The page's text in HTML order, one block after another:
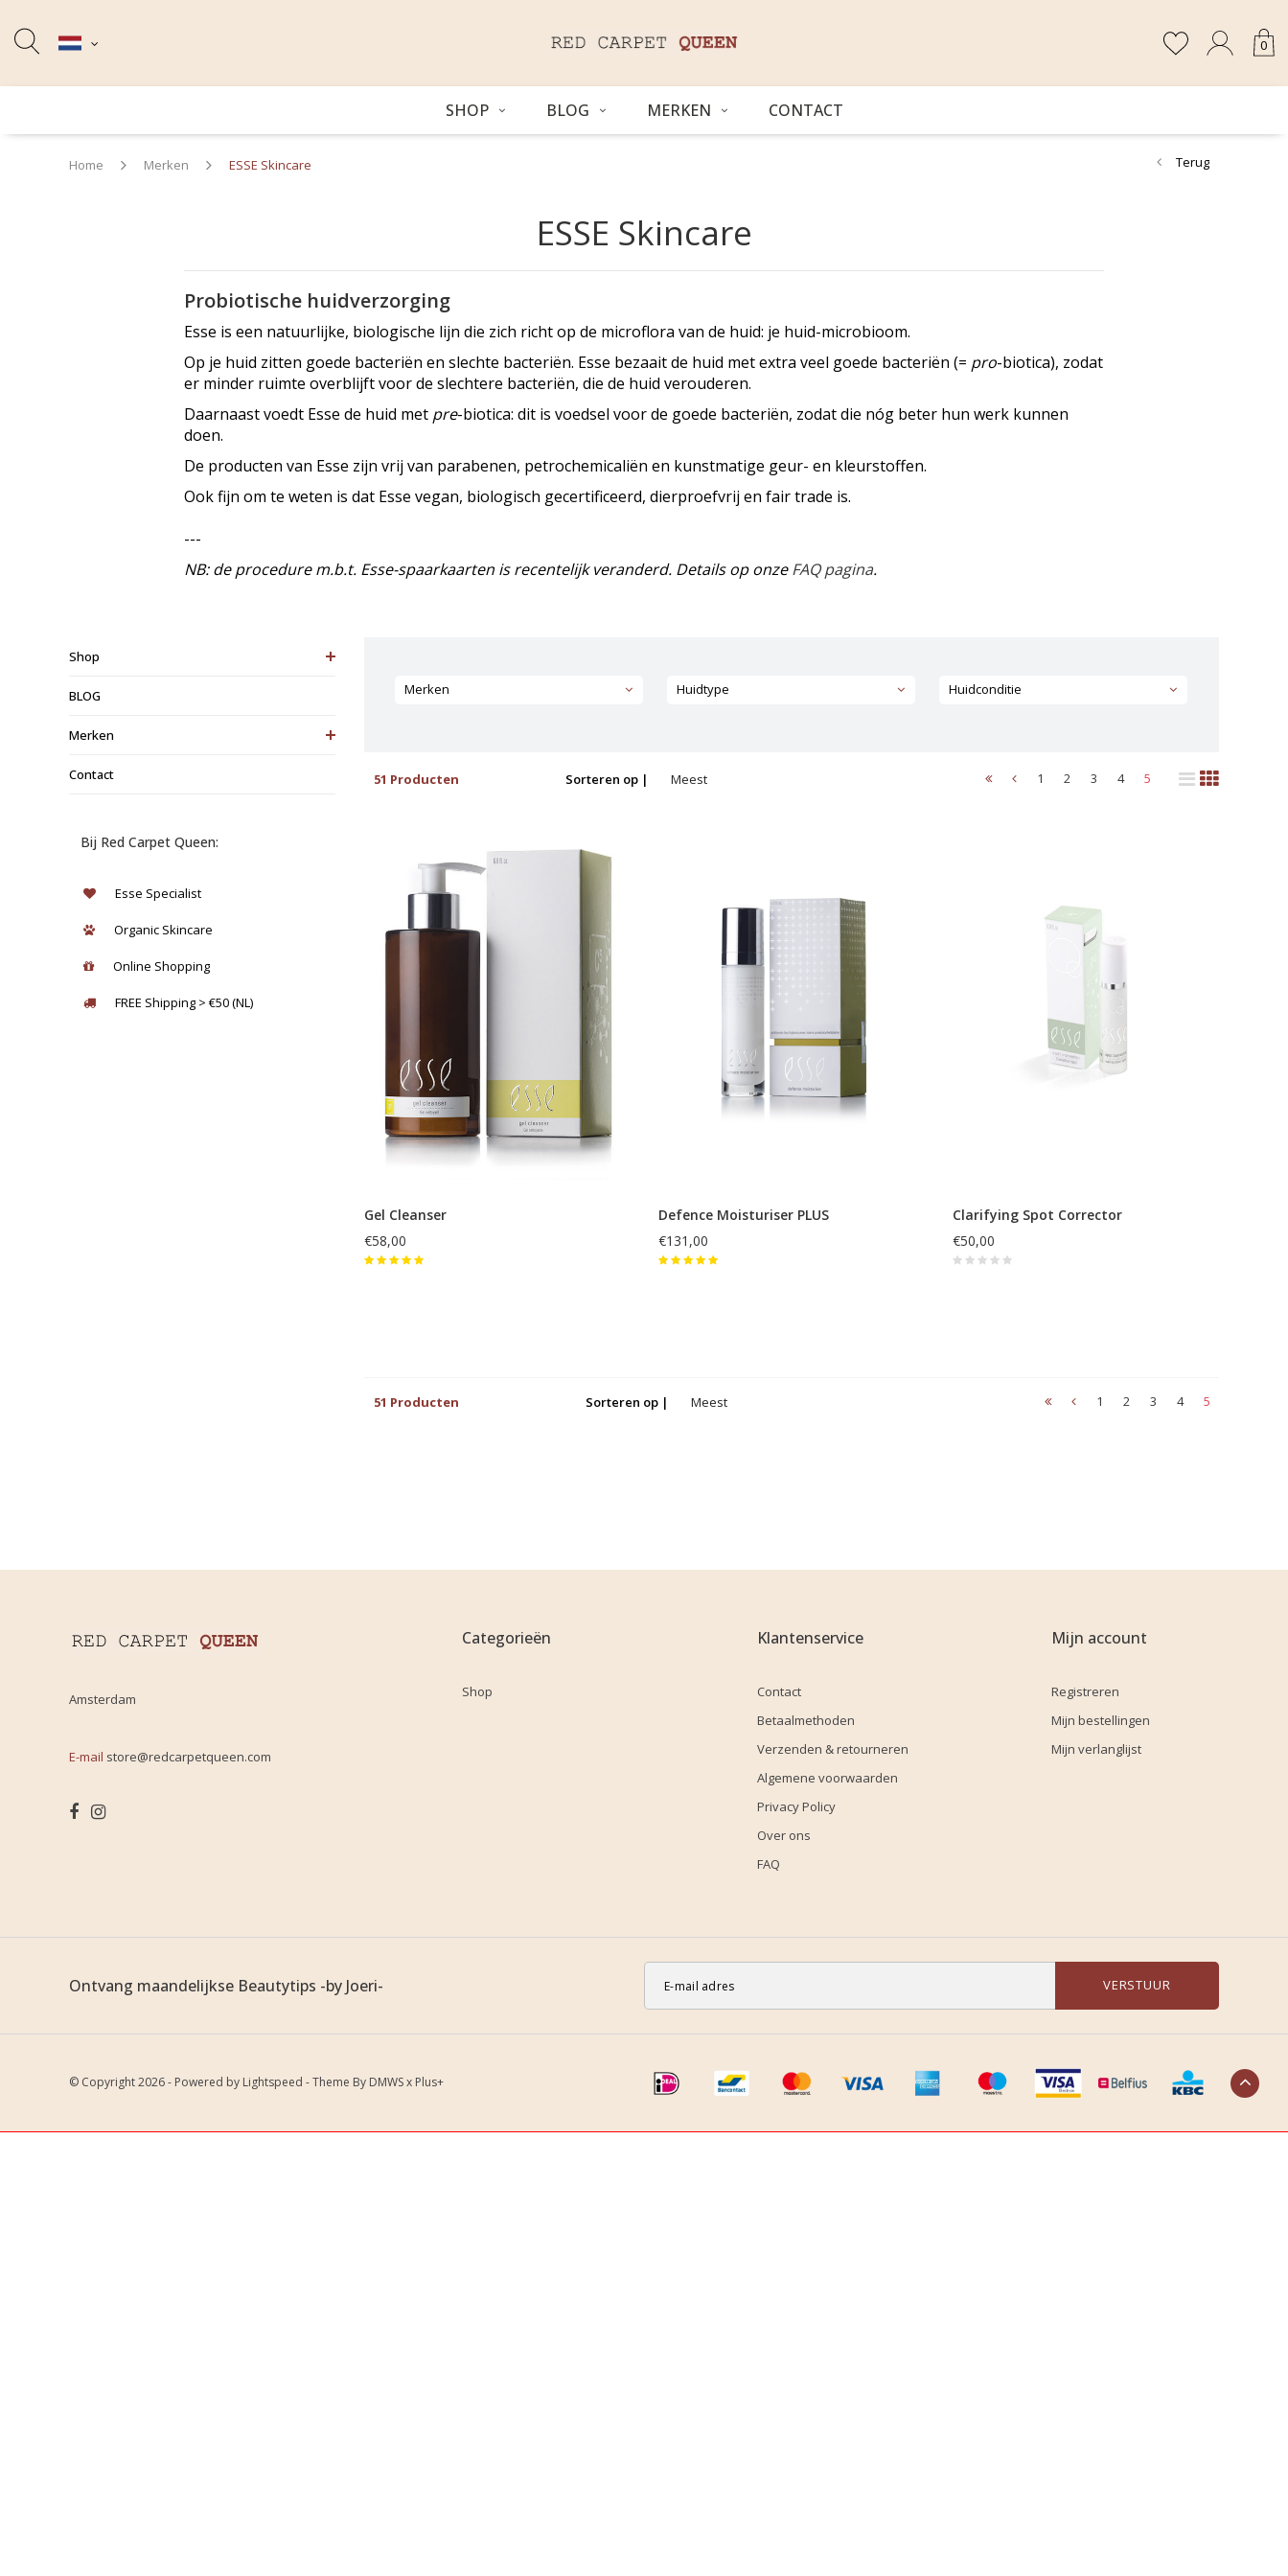
0
SHOP BLOG MERKEN CONTACT
Home Merken ESSE Skincare Terug
ESSE Skincare
Probiotische huidverzorging
Esse is een natuurlijke, biologische lijn die zich richt op de microflora van de huid: je huid-microbioom.
Op je huid zitten goede bacteriën en slechte bacteriën. Esse bezaait de huid met extra veel goede bacteriën (= pro-biotica), zodat
er minder ruimte overblijft voor de slechtere bacteriën, die de huid verouderen.
Daarnaast voedt Esse de huid met pre-biotica: dit is voedsel voor de goede bacteriën, zodat die nóg beter hun werk kunnen
doen.
De producten van Esse zijn vrij van parabenen, petrochemicaliën en kunstmatige geur- en kleurstoffen.
Ook fijn om te weten is dat Esse vegan, biologisch gecertificeerd, dierproefvrij en fair trade is.
---
NB: de procedure m.b.t. Esse-spaarkaarten is recentelijk veranderd. Details op onzeFAQ pagina.
Shop
BLOG
Merken
Contact
Bij Red Carpet Queen:
Esse Specialist
Organic Skincare
Online Shopping
FREE Shipping > €50 (NL)
Merken Huidtype Huidconditie
51 Producten Sorteren op |
Meest
1 2 3 4 5
Gel Cleanser
€58,00
Defence Moisturiser PLUS
€131,00
Clarifying Spot Corrector
€50,00
51 Producten Sorteren op |
Meest
1 2 3 4 5
Amsterdam
E-mail store@redcarpetqueen.com
Categorieën
Shop
Klantenservice
Contact
Betaalmethoden
Verzenden & retourneren
Algemene voorwaarden
Privacy Policy
Over ons
FAQ
Mijn account
Registreren
Mijn bestellingen
Mijn verlanglijst
Ontvang maandelijkse Beautytips -by Joeri- VERSTUUR
© Copyright 2026 - Powered by Lightspeed - Theme By DMWSx Plus+